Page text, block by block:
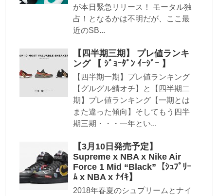
が本日緊急リリース！ モータル独
占！となるかは不明だが、ここ最
近のSB...
【四半期三期】 プレ値ランキ
ング 【 ｼﾞｮｰﾀﾞﾝ ｲｰｼﾞｰ 】
【四半期一期】プレ値ランキング
【グルグル鯖オチ】と【四半期二
期】プレ値ランキング【一期とは
また違った傾向】そしてもう四半
期三期・・・一年とい...
【3月10日発売予定】
Supreme x NBA x Nike Air
Force 1 Mid “Black”【ｼｭﾌﾟﾘｰ
ﾑ x NBA x ﾅｲｷ】
2018年春夏のシュプリームとナイ